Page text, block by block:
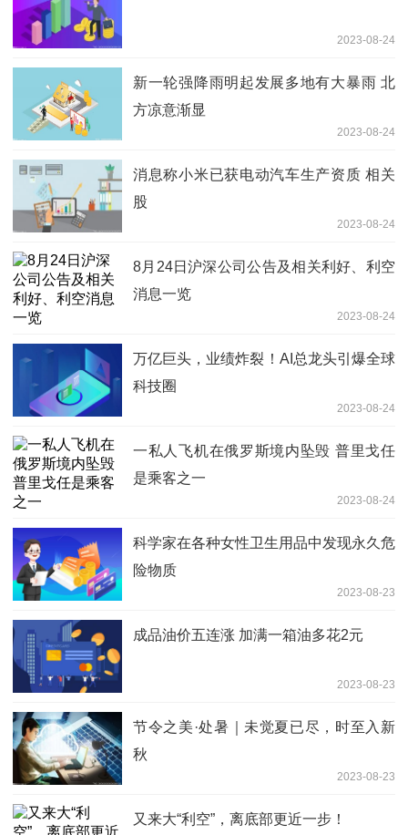
2023-08-24
新一轮强降雨明起发展多地有大暴雨 北
方凉意渐显
2023-08-24
消息称小米已获电动汽车生产资质 相关
股
2023-08-24
8月24日沪深公司公告及相关利好、利空
消息一览
2023-08-24
万亿巨头，业绩炸裂！AI总龙头引爆全球
科技圈
2023-08-24
一私人飞机在俄罗斯境内坠毁 普里戈任
是乘客之一
2023-08-24
科学家在各种女性卫生用品中发现永久危
险物质
2023-08-23
成品油价五连涨 加满一箱油多花2元
2023-08-23
节令之美·处暑｜未觉夏已尽，时至入新
秋
2023-08-23
又来大“利空”，离底部更近一步！